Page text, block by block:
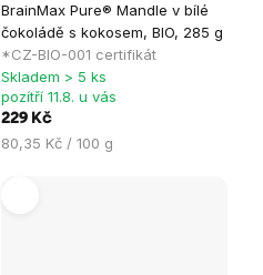
BrainMax Pure® Mandle v bílé
čokoládě s kokosem, BIO, 285 g
*CZ-BIO-001 certifikát
hodnocení
produktu
je
5,0
z
5
Skladem > 5 ks
pozítří 11.8. u vás
229 Kč
Měrná
80,35 Kč / 100 g